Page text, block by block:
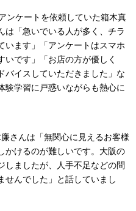
ンケートを依頼していた箱木真
は「急いでいる人が多く、チラ
います」「アンケートはスマホ
です」「お店の方が優しく
バイスしていただきました」な
験学習に戸惑いながらも熱心に
さんは「無関心に見えるお客様
かけるのが難しいです。大阪の
しましたが、人手不足などの問
せんでした」と話していまし